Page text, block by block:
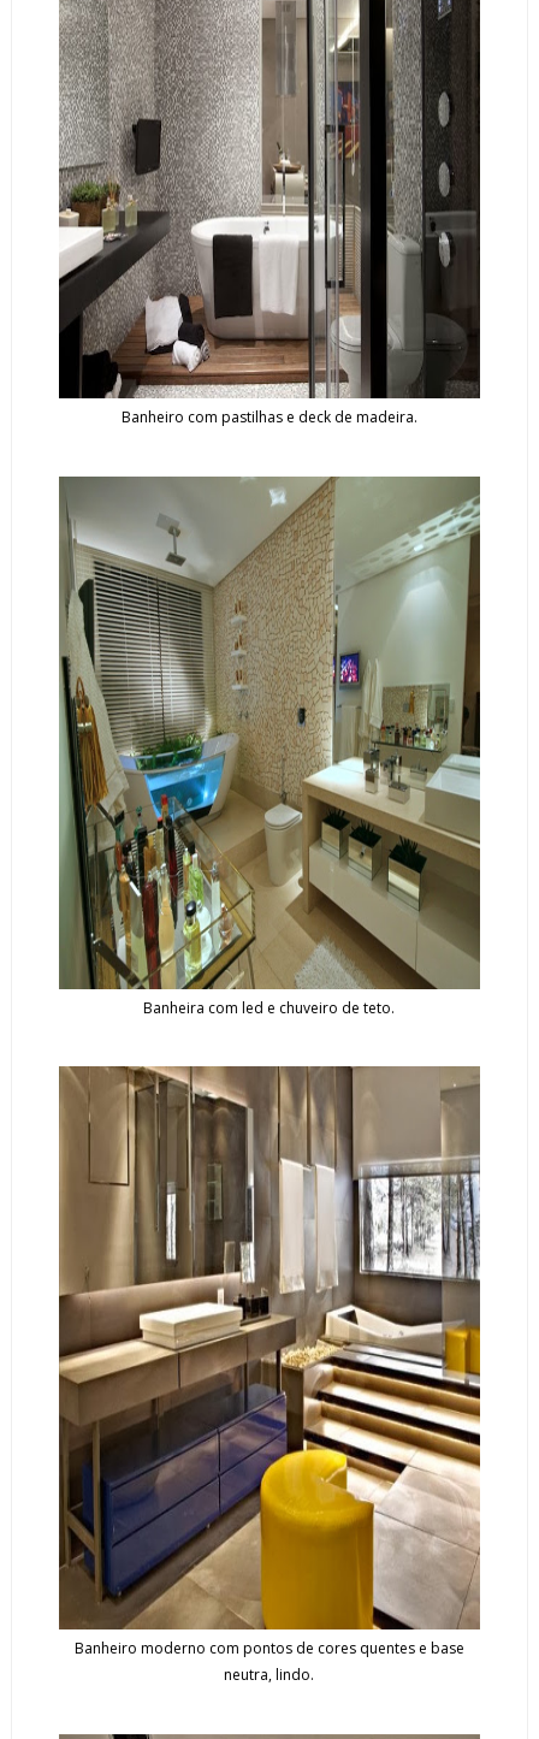
Banheiro com pastilhas e deck de madeira.
Banheira com led e chuveiro de teto.
Banheiro moderno com pontos de cores quentes e base
neutra, lindo.